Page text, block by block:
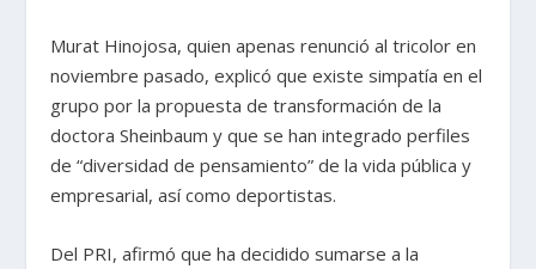
Murat Hinojosa, quien apenas renunció al tricolor en
noviembre pasado, explicó que existe simpatía en el
grupo por la propuesta de transformación de la
doctora Sheinbaum y que se han integrado perfiles
de “diversidad de pensamiento” de la vida pública y
empresarial, así como deportistas.
Del PRI, afirmó que ha decidido sumarse a la